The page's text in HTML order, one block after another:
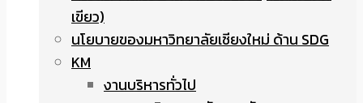
เขียว)
นโยบายของมหาวิทยาลัยเชียงใหม่ ด้าน SDG
KM
งานบริหารทั่วไป